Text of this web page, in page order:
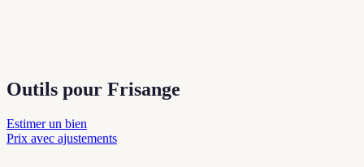
Outils pour Frisange
Estimer un bien
Prix avec ajustements